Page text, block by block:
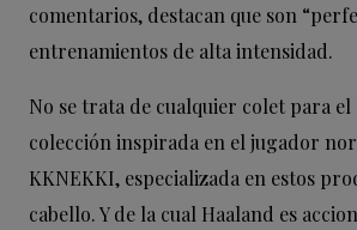
comentarios, destacan que son
entrenamientos de alta intensidad.
No se trata de cualquier colet para el
colección inspirada en el jugador
KKNEKKI, especializada en estos
cabello. Y de la cual Haaland es